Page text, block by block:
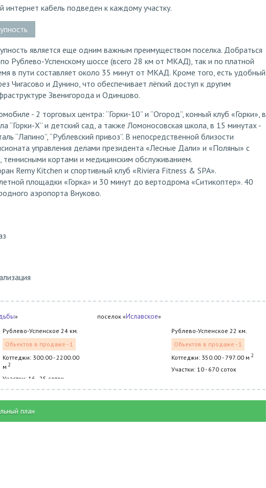
интернет кабель подведен к каждому участку.
является еще одним важным преимуществом поселка. Добраться
Рублево-Успенскому шоссе (всего 28 км от МКАД), так и по платной
в пути составляет около 35 минут от МКАД. Кроме того, есть удобный
Чигасово и Дунино, что обеспечивает лёгкий доступ к другим
Звенигорода и Одинцово.
- 2 торговых центра: “Горки-10” и “Огород”, конный клуб «Горки», в
“Горки-Х” и детский сад, а также Ломоносовская школа, в 15 минутах -
“Лапино”, “Рублевский привоз”. В непосредственной близости
управления делами президента «Лесные Дали» и «Поляны» с
теннисными кортами и медицинским обслуживанием.
Remy Kitchen и спортивный клуб «Riviera Fitness & SPA».
площадки «Горка» и 30 минут до вертодрома «Ситикоптер». 40
аэропорта Внуково.
»
Рублево-Успенское 24 км.
Объектов в продаже - 1
Коттеджи: 300.00 - 2200.00
м 2
Участки: 16 - 25 соток
поселок «Иславское»
Рублево-Успенское 22 км.
Объектов в продаже - 1
Коттеджи: 350.00 - 797.00 м 2
Участки: 10 - 670 соток
план